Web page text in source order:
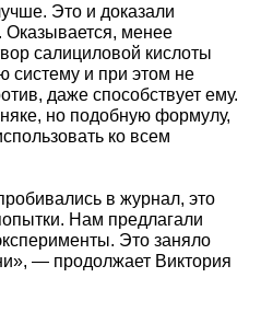
Это и доказали
Оказывается, менее
салициловой кислоты
систему и при этом не
даже способствует ему.
но подобную формулу,
ко всем
в журнал, это
Нам предлагали
Это заняло
— продолжает Виктория